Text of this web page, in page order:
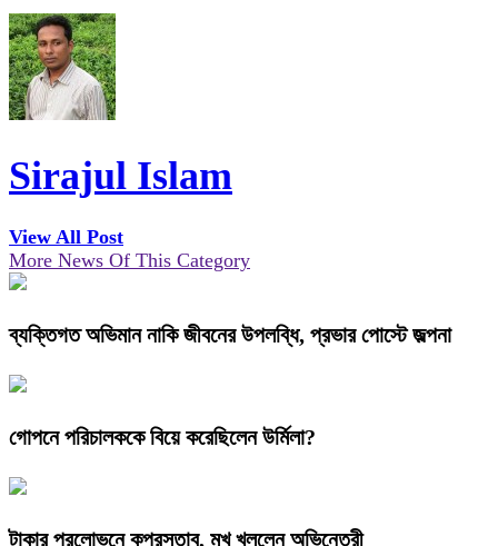
Sirajul Islam
View All Post
More News Of This Category
ব্যক্তিগত অভিমান নাকি জীবনের উপলব্ধি, প্রভার পোস্টে জল্পনা
গোপনে পরিচালককে বিয়ে করেছিলেন উর্মিলা?
টাকার প্রলোভনে কুপ্রস্তাব, মুখ খুললেন অভিনেত্রী